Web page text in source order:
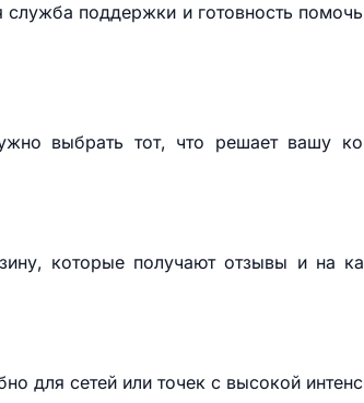
поддержки и готовность
выбрать тот, что решает вашу
которые получают отзывы и на
для сетей или точек с высокой